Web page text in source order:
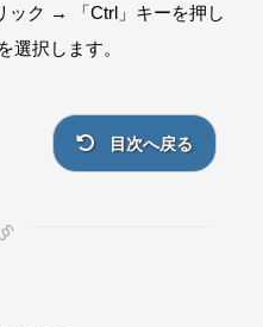
ック → 「Ctrl」キーを押し
選択します。
目次へ戻る